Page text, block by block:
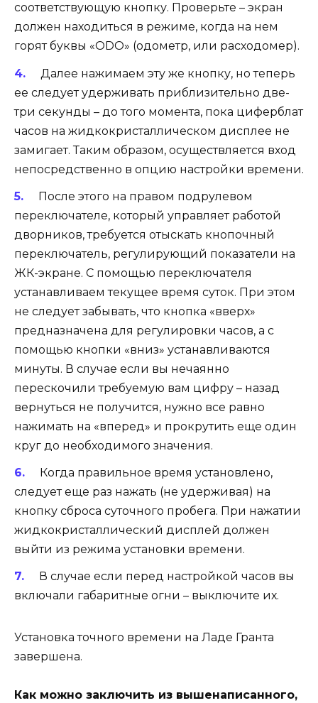
соответствующую кнопку. Проверьте – экран
должен находиться в режиме, когда на нем
горят буквы «ODO» (одометр, или расходомер).
Далее нажимаем эту же кнопку, но теперь
ее следует удерживать приблизительно две-
три секунды – до того момента, пока циферблат
часов на жидкокристаллическом дисплее не
замигает. Таким образом, осуществляется вход
непосредственно в опцию настройки времени.
После этого на правом подрулевом
переключателе, который управляет работой
дворников, требуется отыскать кнопочный
переключатель, регулирующий показатели на
ЖК-экране. С помощью переключателя
устанавливаем текущее время суток. При этом
не следует забывать, что кнопка «вверх»
предназначена для регулировки часов, а с
помощью кнопки «вниз» устанавливаются
минуты. В случае если вы нечаянно
перескочили требуемую вам цифру – назад
вернуться не получится, нужно все равно
нажимать на «вперед» и прокрутить еще один
круг до необходимого значения.
Когда правильное время установлено,
следует еще раз нажать (не удерживая) на
кнопку сброса суточного пробега. При нажатии
жидкокристаллический дисплей должен
выйти из режима установки времени.
В случае если перед настройкой часов вы
включали габаритные огни – выключите их.
Установка точного времени на Ладе Гранта
завершена.
Как можно заключить из вышенаписанного,